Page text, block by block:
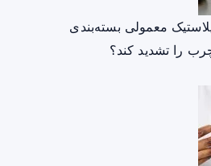
معمولی بسته‌بندی
را تشدید کند؟